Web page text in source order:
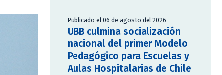
Publicado el 06 de agosto del 2026
UBB culmina socialización
nacional del primer Modelo
Pedagógico para Escuelas y
Aulas Hospitalarias de Chile